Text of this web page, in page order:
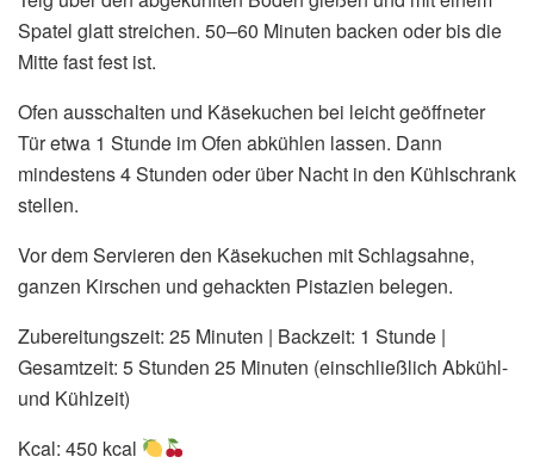
Spatel glatt streichen. 50–60 Minuten backen oder bis die
Mitte fast fest ist.
Ofen ausschalten und Käsekuchen bei leicht geöffneter
Tür etwa 1 Stunde im Ofen abkühlen lassen. Dann
mindestens 4 Stunden oder über Nacht in den Kühlschrank
stellen.
Vor dem Servieren den Käsekuchen mit Schlagsahne,
ganzen Kirschen und gehackten Pistazien belegen.
Zubereitungszeit: 25 Minuten | Backzeit: 1 Stunde |
Gesamtzeit: 5 Stunden 25 Minuten (einschließlich Abkühl-
und Kühlzeit)
Kcal: 450 kcal